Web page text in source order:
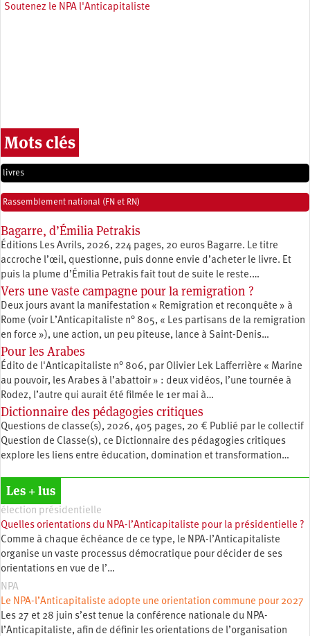
Soutenez le NPA l'Anticapitaliste
Mots clés
livres
Rassemblement national (FN et RN)
Bagarre, d’Émilia Petrakis
Éditions Les Avrils, 2026, 224 pages, 20 euros Bagarre. Le titre
accroche l’œil, questionne, puis donne envie d’acheter le livre. Et
puis la plume d’Émilia Petrakis fait tout de suite le reste.…
Vers une vaste campagne pour la remigration ?
Deux jours avant la manifestation « Remigration et reconquête » à
Rome (voir L’Anticapitaliste n° 805, « Les partisans de la remigration
en force »), une action, un peu piteuse, lance à Saint-Denis…
Pour les Arabes
Édito de l'Anticapitaliste n° 806, par Olivier Lek Lafferrière « Marine
au pouvoir, les Arabes à l’abattoir » : deux vidéos, l’une tournée à
Rodez, l’autre qui aurait été filmée le 1er mai à…
Dictionnaire des pédagogies critiques
Questions de classe(s), 2026, 405 pages, 20 € Publié par le collectif
Question de Classe(s), ce Dictionnaire des pédagogies critiques
explore les liens entre éducation, ­domination et transformation…
Les + lus
élection présidentielle
Quelles orientations du NPA-l’Anticapitaliste pour la présidentielle ?
Comme à chaque échéance de ce type, le NPA-l’Anticapitaliste
organise un vaste processus démocratique pour décider de ses
orientations en vue de l’…
NPA
Le NPA-l’Anticapitaliste adopte une orientation commune pour 2027
Les 27 et 28 juin s’est tenue la conférence nationale du NPA-
l’Anticapitaliste, afin de définir les orientations de l’organisation